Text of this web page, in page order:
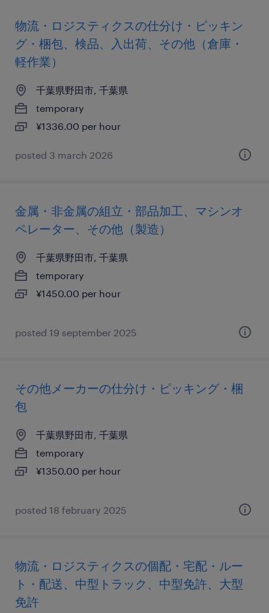
物流・ロジスティクスの仕分け・ピッキン
グ・梱包、検品、入出荷、その他（倉庫・
軽作業）
千葉県野田市, 千葉県
temporary
¥1336.00 per hour
posted 3 march 2026
金属・非金属の組立・部品加工、マシンオ
ペレーター、その他（製造）
千葉県野田市, 千葉県
temporary
¥1450.00 per hour
posted 19 september 2025
その他メーカーの仕分け・ピッキング・梱
包
千葉県野田市, 千葉県
temporary
¥1350.00 per hour
posted 18 february 2025
物流・ロジスティクスの個配・宅配・ルー
ト・配送、中型トラック、中型免許、大型
免許